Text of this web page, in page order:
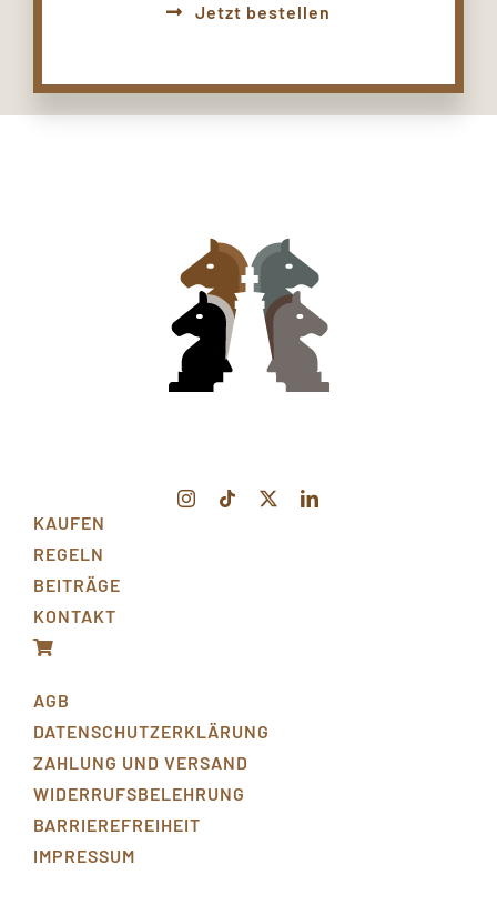
Jetzt bestellen
KAUFEN
REGELN
BEITRÄGE
KONTAKT
AGB
DATENSCHUTZERKLÄRUNG
ZAHLUNG UND VERSAND
WIDERRUFSBELEHRUNG
BARRIEREFREIHEIT
IMPRESSUM